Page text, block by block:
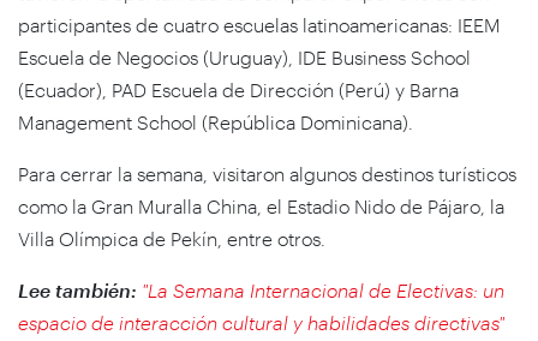
participantes de cuatro escuelas latinoamericanas: IEEM
Escuela de Negocios (Uruguay), IDE Business School
(Ecuador), PAD Escuela de Dirección (Perú) y Barna
Management School (República Dominicana).
Para cerrar la semana, visitaron algunos destinos turísticos
como la Gran Muralla China, el Estadio Nido de Pájaro, la
Villa Olímpica de Pekín, entre otros.
Lee también: "La Semana Internacional de Electivas: un
espacio de interacción cultural y habilidades directivas"